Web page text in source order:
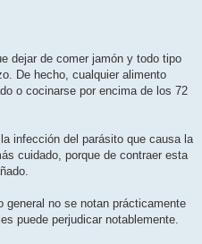
dejar de comer jamón y todo tipo
De hecho, cualquier alimento
o cocinarse por encima de los 72
infección del parásito que causa la
cuidado, porque de contraer esta
no se notan prácticamente
puede perjudicar notablemente.